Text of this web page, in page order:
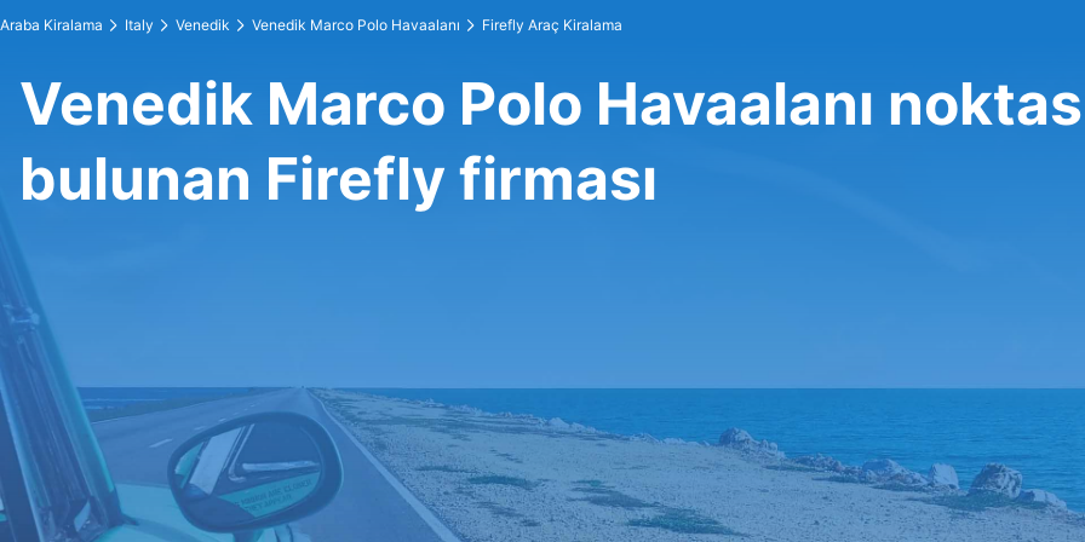
Araba Kiralama Italy Venedik Venedik Marco Polo Havaalanı Firefly Araç Kiralama
Venedik Marco Polo Havaalanı
bulunan Firefly firması